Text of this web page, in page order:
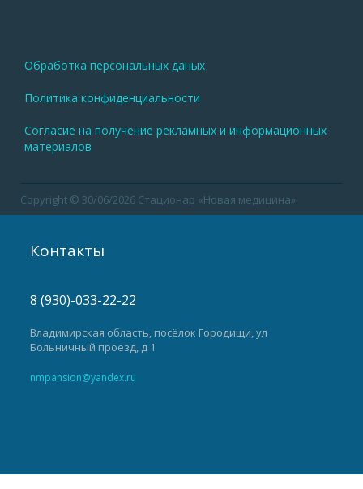
Меню
колонтитула
Обработка персональных даных
Политика конфиденциальности
Согласие на получение рекламных и информационных
материалов
Copyright © 30/06/2026 Стационар «Новая медицина»
Контакты
8 (930)-033-22-22
Владимирская область, посёлок Городищи, ул
Больничный проезд, д 1
nmpansion@yandex.ru